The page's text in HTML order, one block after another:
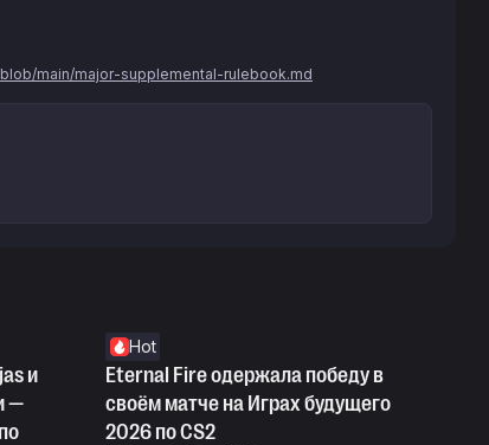
main/major-supplemental-rulebook.md
и
—
Hot
Eternal Fire одержала победу в
своём матче на Играх будущего
2026 по CS2